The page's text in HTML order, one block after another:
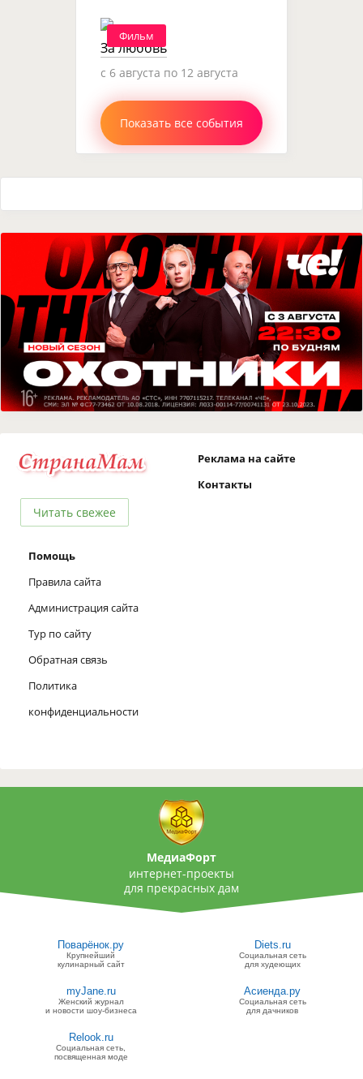
Фильм
За любовь
c 6 августа по 12 августа
Показать все события
Читать свежее
Реклама на сайте
Контакты
Помощь
Правила сайта
Администрация сайта
Тур по сайту
Обратная связь
Политика
конфиденциальности
МедиаФорт
интернет-проекты
для прекрасных дам
Поварёнок.ру
Крупнейший
кулинарный сайт
Diets.ru
Социальная сеть
для худеющих
myJane.ru
Женский журнал
и новости шоу-бизнеса
Асиенда.ру
Социальная сеть
для дачников
Relook.ru
Социальная сеть,
посвященная моде